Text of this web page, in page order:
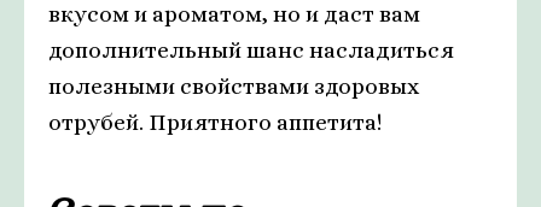
вкусом и ароматом, но и даст вам
дополнительный шанс насладиться
полезными свойствами здоровых
отрубей. Приятного аппетита!